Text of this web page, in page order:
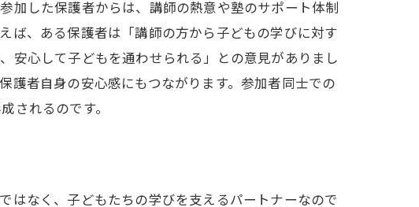
加した保護者からは、講師の熱意や塾のサポート体制
ば、ある保護者は「講師の方から子どもの学びに対す
安心して子どもを通わせられる」との意見がありまし
護者自身の安心感にもつながります。参加者同士での
されるのです。
はなく、子どもたちの学びを支えるパートナーなので